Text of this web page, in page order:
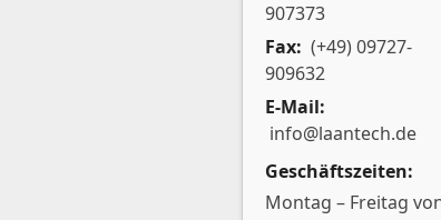
907373
Fax: (+49) 09727-
909632
E-Mail:
info@laantech.de
Geschäftszeiten:
Montag – Freitag